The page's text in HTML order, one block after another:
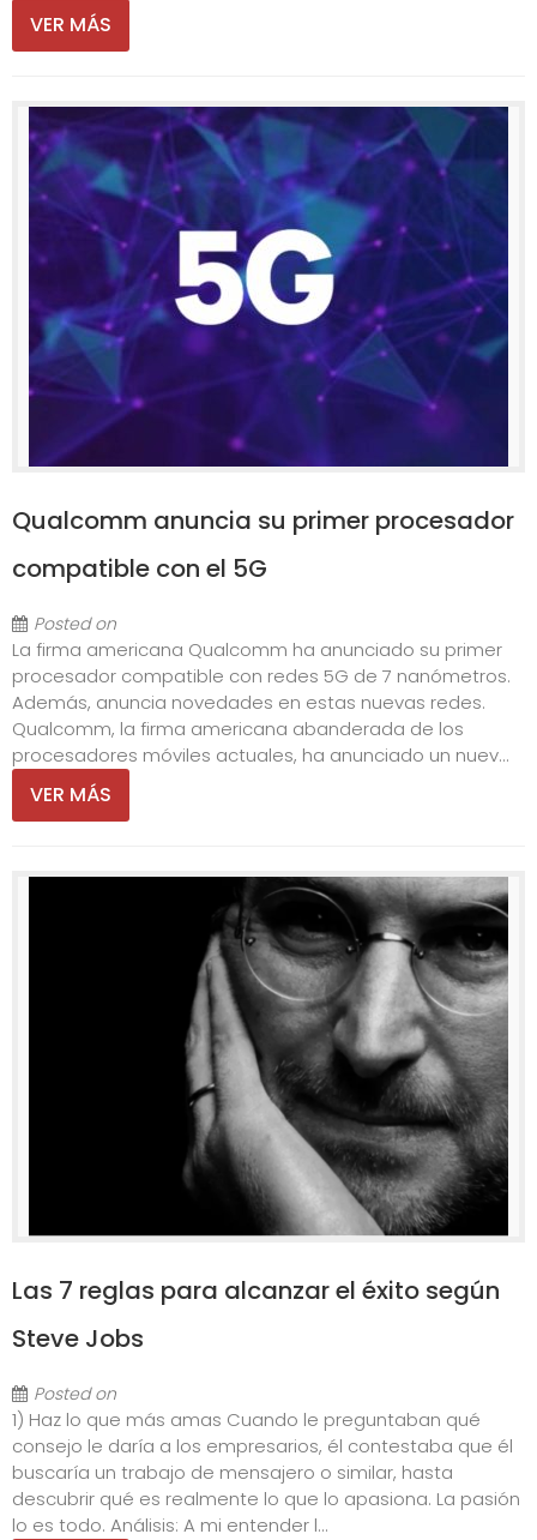
VER MÁS
Qualcomm anuncia su primer procesador
compatible con el 5G
Posted on
La firma americana Qualcomm ha anunciado su primer
procesador compatible con redes 5G de 7 nanómetros.
Además, anuncia novedades en estas nuevas redes.
Qualcomm, la firma americana abanderada de los
procesadores móviles actuales, ha anunciado un nuev...
VER MÁS
Las 7 reglas para alcanzar el éxito según
Steve Jobs
Posted on
1) Haz lo que más amas Cuando le preguntaban qué
consejo le daría a los empresarios, él contestaba que él
buscaría un trabajo de mensajero o similar, hasta
descubrir qué es realmente lo que lo apasiona. La pasión
lo es todo. Análisis: A mi entender l...